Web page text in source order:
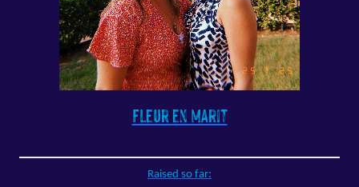
Fleur en Marit
Raised so far: